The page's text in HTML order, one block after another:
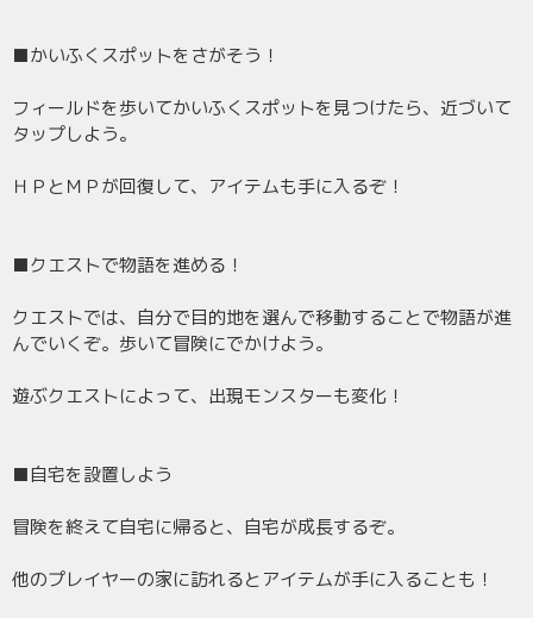
■かいふくスポットをさがそう！
フィールドを歩いてかいふくスポットを見つけたら、近づいて
タップしよう。
ＨＰとＭＰが回復して、アイテムも手に入るぞ！
■クエストで物語を進める！
クエストでは、自分で目的地を選んで移動することで物語が進
んでいくぞ。歩いて冒険にでかけよう。
遊ぶクエストによって、出現モンスターも変化！
■自宅を設置しよう
冒険を終えて自宅に帰ると、自宅が成長するぞ。
他のプレイヤーの家に訪れるとアイテムが手に入ることも！